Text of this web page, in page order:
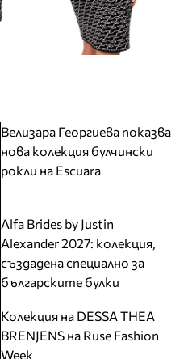
Велизара Георгиева показва
нова колекция булчински
рокли на Escuara
Alfa Brides by Justin
Alexander 2027: колекция,
създадена специално за
българските булки
Колекция на DESSA THEA
BRENJENS на Ruse Fashion
Week